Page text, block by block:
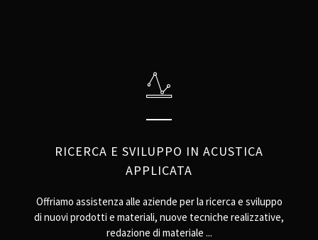
RICERCA E SVILUPPO IN ACUSTICA
APPLICATA
Offriamo assistenza alle aziende per la ricerca e sviluppo
di nuovi prodotti e materiali, nuove tecniche realizzative,
redazione di materiale ...